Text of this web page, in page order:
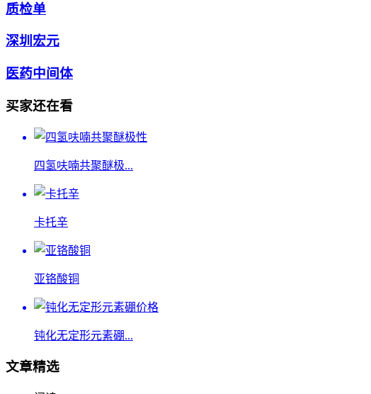
质检单
深圳宏元
医药中间体
买家还在看
四氢呋喃共聚醚极...
卡托辛
亚铬酸铜
钝化无定形元素硼...
文章精选